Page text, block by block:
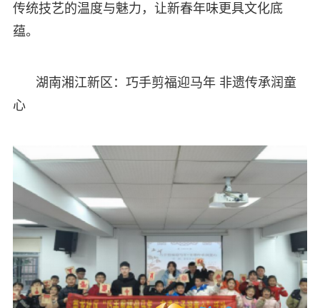
传统技艺的温度与魅力，让新春年味更具文化底
蕴。
湖南湘江新区：巧手剪福迎马年 非遗传承润童
心